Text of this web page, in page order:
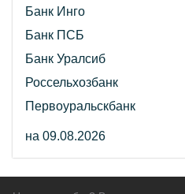
Банк Инго
Банк ПСБ
Банк Уралсиб
Россельхозбанк
Первоуральскбанк
на 09.08.2026